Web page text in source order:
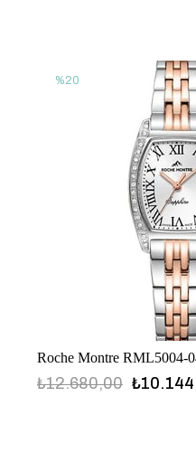
Roche Montre RML5004-
₺12.680,00
%20